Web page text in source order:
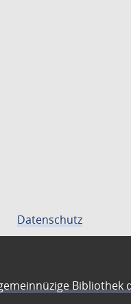
Datenschutz
Bibliothek